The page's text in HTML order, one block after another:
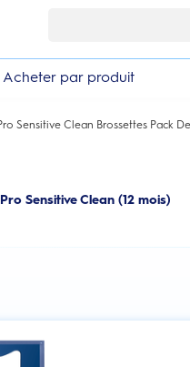
Acheter par produit
Sensitive Clean Brossettes Pack
Sensitive Clean (12 mois)